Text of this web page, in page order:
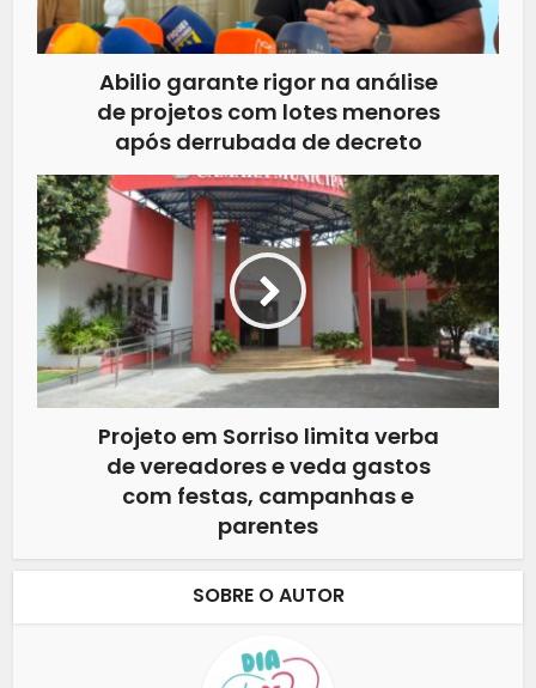
Abilio garante rigor na análise
de projetos com lotes menores
após derrubada de decreto
Projeto em Sorriso limita verba
de vereadores e veda gastos
com festas, campanhas e
parentes
SOBRE O AUTOR